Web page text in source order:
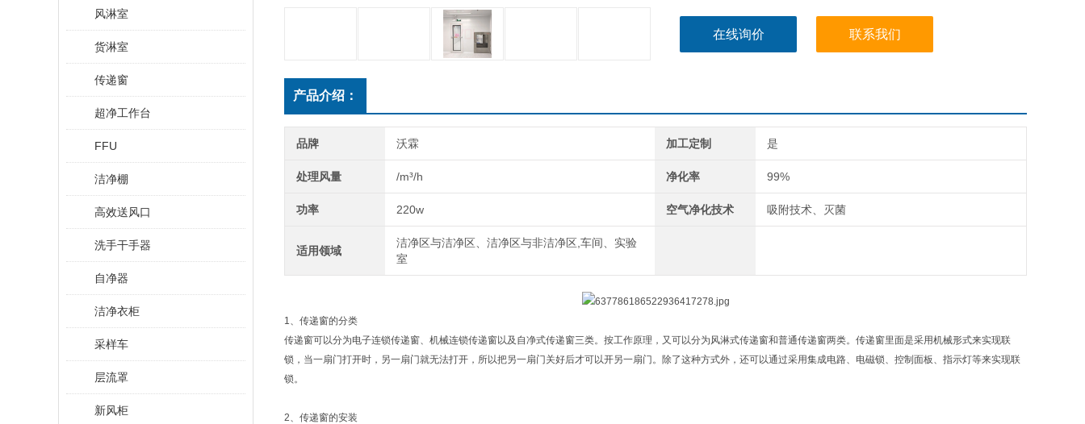
风淋室
货淋室
传递窗
超净工作台
FFU
洁净棚
高效送风口
洗手干手器
自净器
洁净衣柜
采样车
层流罩
新风柜
在线询价 联系我们
产品介绍：
品牌 沃霖 加工定制 是
处理风量 /m³/h 净化率 99%
功率 220w 空气净化技术 吸附技术、灭菌
适用领域
洁净区与洁净区、洁净区与非洁净区,车间、实验
室
1、传递窗的分类
传递窗可以分为电子连锁传递窗、机械连锁传递窗以及自净式传递窗三类。按工作原理，又可以分为风淋式传递窗和普通传递窗两类。传递窗里面是采用机械形式来实现联
锁，当一扇门打开时，另一扇门就无法打开，所以把另一扇门关好后才可以开另一扇门。除了这种方式外，还可以通过采用集成电路、电磁锁、控制面板、指示灯等来实现联
锁。
2、传递窗的安装